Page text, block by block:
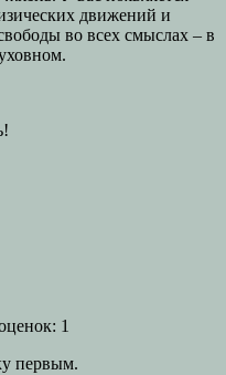
движений и
во всех смыслах – в
1
первым.